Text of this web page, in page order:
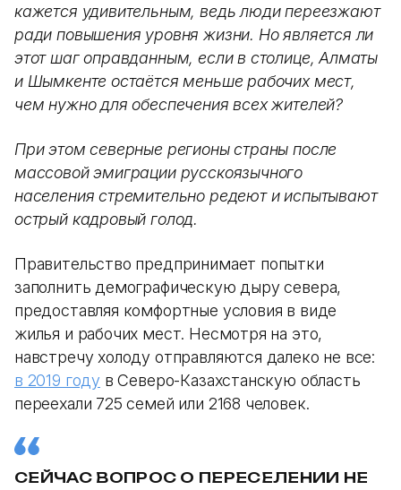
кажется удивительным, ведь люди переезжают
ради повышения уровня жизни. Но является ли
этот шаг оправданным, если в столице, Алматы
и Шымкенте остаётся меньше рабочих мест,
чем нужно для обеспечения всех жителей?
При этом северные регионы страны после
массовой эмиграции русскоязычного
населения стремительно редеют и испытывают
острый кадровый голод.
Правительство предпринимает попытки
заполнить демографическую дыру севера,
предоставляя комфортные условия в виде
жилья и рабочих мест. Несмотря на это,
навстречу холоду отправляются далеко не все:
в 2019 году в Северо-Казахстанскую область
переехали 725 семей или 2168 человек.
СЕЙЧАС ВОПРОС О ПЕРЕСЕЛЕНИИ НЕ